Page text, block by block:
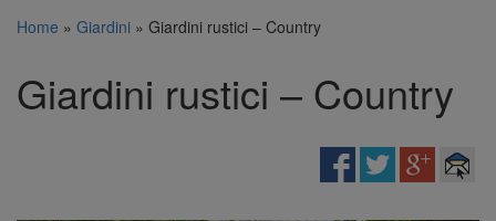
v
i
Home » Giardini » Giardini rustici – Country
Giardini rustici – Country